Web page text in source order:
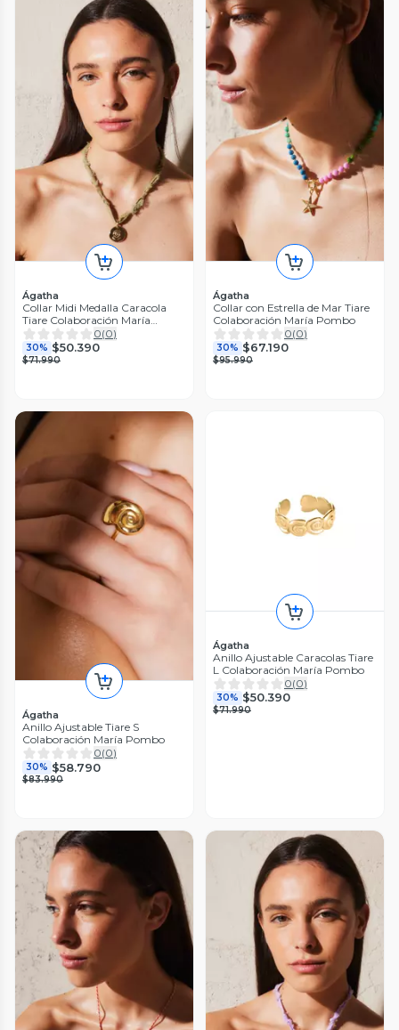
Ágatha
Collar Midi Medalla Caracola
Tiare Colaboración María
Pombo
0(0)
30% $50.390
$71.990
Ágatha
Collar con Estrella de Mar Tiare
Colaboración María Pombo
0(0)
30% $67.190
$95.990
Ágatha
Anillo Ajustable Tiare S
Colaboración María Pombo
0(0)
30% $58.790
$83.990
Ágatha
Anillo Ajustable Caracolas Tiare
L Colaboración María Pombo
0(0)
30% $50.390
$71.990